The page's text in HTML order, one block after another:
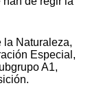
la Naturaleza,
Especial,
A1,